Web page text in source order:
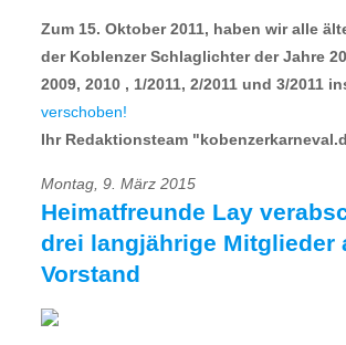
Zum 15. Oktober 2011, haben wir alle
der Koblenzer Schlaglichter der Jahre
2009, 2010 , 1/2011, 2/2011 und 3/2011
verschoben!
Ihr Redaktionsteam
Montag, 9. März 2015
Heimatfreunde Lay
drei langjährige Mitglieder
Vorstand